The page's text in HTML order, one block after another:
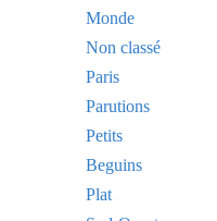
Monde
Non classé
Paris
Parutions
Petits
Beguins
Plat